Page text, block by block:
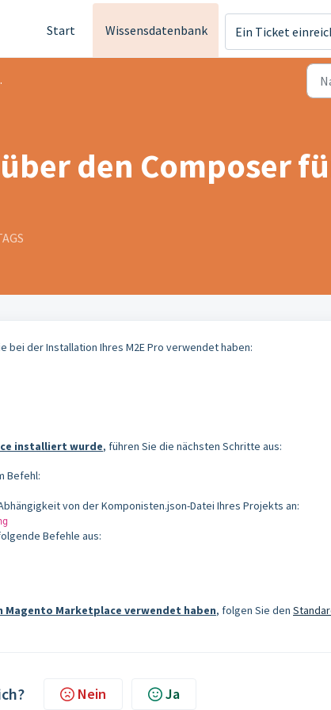
Start Wissensdatenbank Ein Ticket
den Composer
der Installation Ihres M2E Pro verwendet haben:
installiert wurde, führen Sie die nächsten Schritte aus:
Befehl:
von der Komponisten.json-Datei Ihres Projekts an:
Befehle aus:
Magento Marketplace verwendet haben, folgen Sie den
Nein Ja